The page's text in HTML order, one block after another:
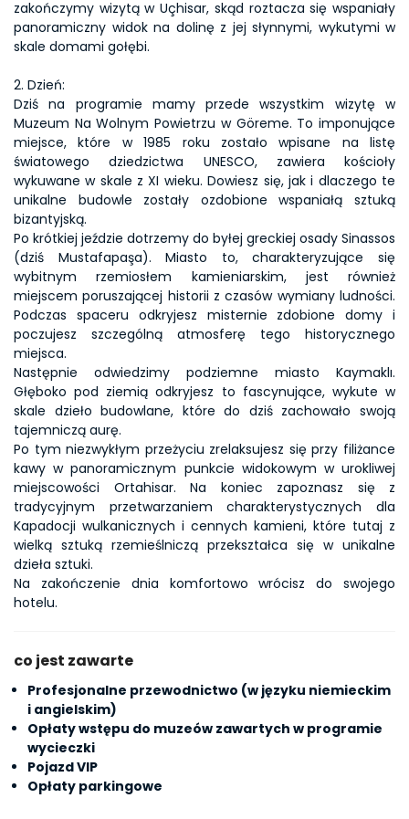
zakończymy wizytą w Uçhisar, skąd roztacza się wspaniały
panoramiczny widok na dolinę z jej słynnymi, wykutymi w
skale domami gołębi.
2. Dzień:
Dziś na programie mamy przede wszystkim wizytę w
Muzeum Na Wolnym Powietrzu w Göreme. To imponujące
miejsce, które w 1985 roku zostało wpisane na listę
światowego dziedzictwa UNESCO, zawiera kościoły
wykuwane w skale z XI wieku. Dowiesz się, jak i dlaczego te
unikalne budowle zostały ozdobione wspaniałą sztuką
bizantyjską.
Po krótkiej jeździe dotrzemy do byłej greckiej osady Sinassos
(dziś Mustafapaşa). Miasto to, charakteryzujące się
wybitnym rzemiosłem kamieniarskim, jest również
miejscem poruszającej historii z czasów wymiany ludności.
Podczas spaceru odkryjesz misternie zdobione domy i
poczujesz szczególną atmosferę tego historycznego
miejsca.
Następnie odwiedzimy podziemne miasto Kaymaklı.
Głęboko pod ziemią odkryjesz to fascynujące, wykute w
skale dzieło budowlane, które do dziś zachowało swoją
tajemniczą aurę.
Po tym niezwykłym przeżyciu zrelaksujesz się przy filiżance
kawy w panoramicznym punkcie widokowym w urokliwej
miejscowości Ortahisar. Na koniec zapoznasz się z
tradycyjnym przetwarzaniem charakterystycznych dla
Kapadocji wulkanicznych i cennych kamieni, które tutaj z
wielką sztuką rzemieślniczą przekształca się w unikalne
dzieła sztuki.
Na zakończenie dnia komfortowo wrócisz do swojego
hotelu.
co jest zawarte
Profesjonalne przewodnictwo (w języku niemieckim
i angielskim)
Opłaty wstępu do muzeów zawartych w programie
wycieczki
Pojazd VIP
Opłaty parkingowe